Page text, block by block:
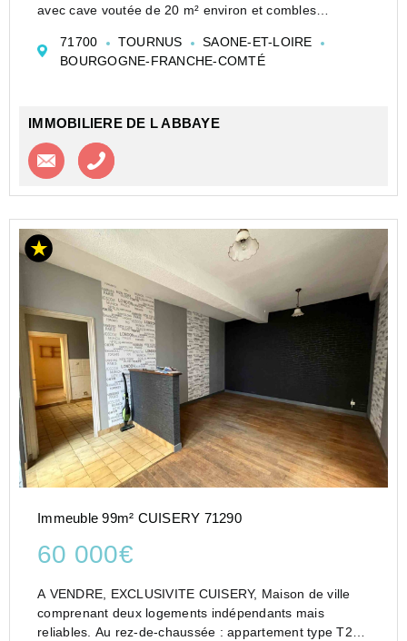
avec cave voutée de 20 m² environ et combles
entièrement. Petite courette entre les murs.
L'habitation comprend au rez-de-chaussé...
71700 TOURNUS
SAONE-ET-LOIRE
BOURGOGNE-FRANCHE-COMTÉ
IMMOBILIERE DE L ABBAYE
Contacter l'agence
Immeuble 99m² CUISERY 71290
60 000€
A VENDRE, EXCLUSIVITE CUISERY, Maison de ville
comprenant deux logements indépendants mais
reliables. Au rez-de-chaussée : appartement type T2